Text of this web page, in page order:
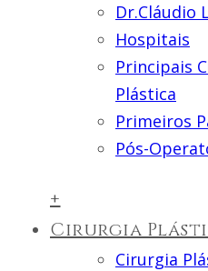
Dr.Cláudio
Hospitais
Principais
Plástica
Primeiros
Pós-
+
Cirurgia
Cirurgia